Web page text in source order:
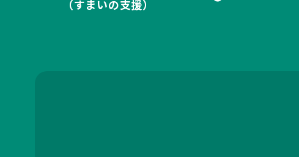
（すまいの支援）